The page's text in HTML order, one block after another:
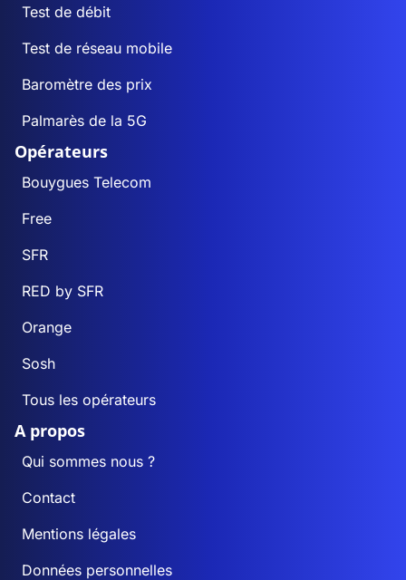
Test de débit
Test de réseau mobile
Baromètre des prix
Palmarès de la 5G
Opérateurs
Bouygues Telecom
Free
SFR
RED by SFR
Orange
Sosh
Tous les opérateurs
A propos
Qui sommes nous ?
Contact
Mentions légales
Données personnelles